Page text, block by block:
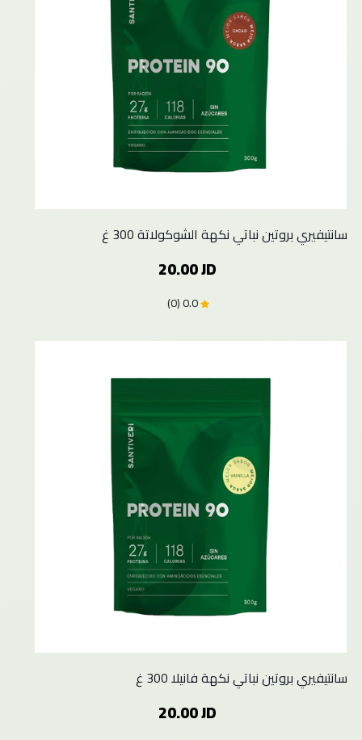
سانتيفيري بروتين نباتي نكهة الشوكولاتة 300 غ
20.00 JD
سانتيفيري بروتين نباتي نكهة فانيلا 300 غ
20.00 JD